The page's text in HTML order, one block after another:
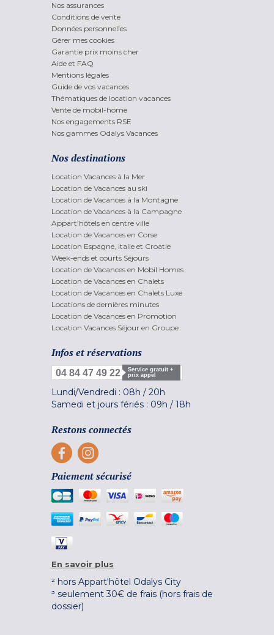
Nos assurances
Conditions de vente
Données personnelles
Gérer mes cookies
Garantie prix moins cher
Aide et FAQ
Mentions légales
Guide de vos vacances
Thématiques de location vacances
Vente de mobil-home
Nos engagements RSE
Nos gammes Odalys Vacances
Nos destinations
Location Vacances à la Mer
Location de Vacances au ski
Location de Vacances à la Montagne
Location de Vacances à la Campagne
Appart'hôtels en centre ville
Location de Vacances en Corse
Location Espagne, Italie et Croatie
Week-ends et courts Séjours
Location de Vacances en Mobil Homes
Location de Vacances en Chalets
Location de Vacances en Chalets Luxe
Locations de dernières minutes
Location de Vacances en Promotion
Location Vacances Séjour en Groupe
Infos et réservations
04 84 47 49 22
Service gratuit +
prix appel
Lundi/Vendredi : 08h / 20h
Samedi et jours fériés : 09h / 18h
Restons connectés
Paiement sécurisé
En savoir plus
² hors Appart'hôtel Odalys City
³ seulement 30€ de frais (hors frais de
dossier)